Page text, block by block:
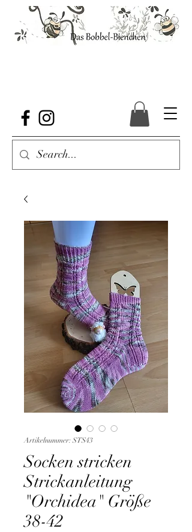
Artikelnummer: STS43
Socken stricken
Strickanleitung
"Orchidea" Größe
38-42